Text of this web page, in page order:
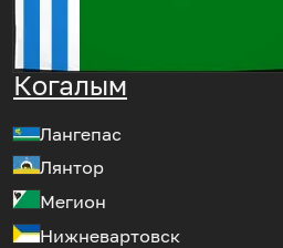
Когалым
Лангепас
Лянтор
Мегион
Нижневартовск